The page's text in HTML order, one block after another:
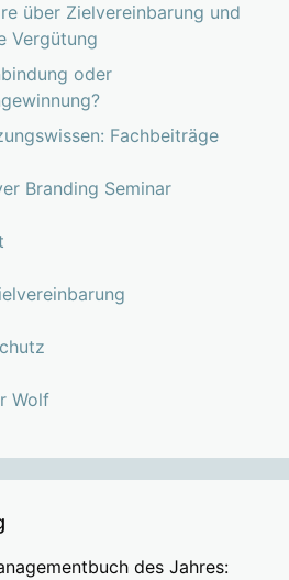
über Zielvereinbarung und
Vergütung
oder
Fachbeiträge
Branding Seminar
Wolf
des Jahres: